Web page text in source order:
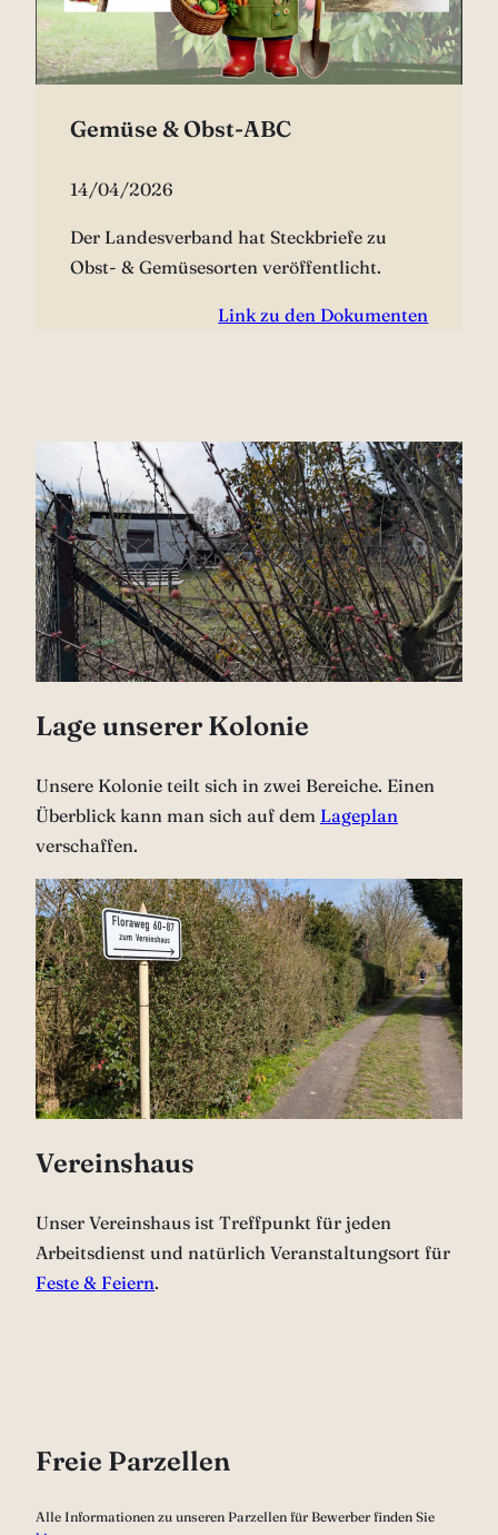
Gemüse & Obst-ABC
14/04/2026
Der Landesverband hat Steckbriefe zu
Obst- & Gemüsesorten veröffentlicht.
Link zu den Dokumenten
Lage unserer Kolonie
Unsere Kolonie teilt sich in zwei Bereiche. Einen
Überblick kann man sich auf dem Lageplan
verschaffen.
Vereinshaus
Unser Vereinshaus ist Treffpunkt für jeden
Arbeitsdienst und natürlich Veranstaltungsort für
Feste & Feiern.
Freie Parzellen
Alle Informationen zu unseren Parzellen für Bewerber finden Sie